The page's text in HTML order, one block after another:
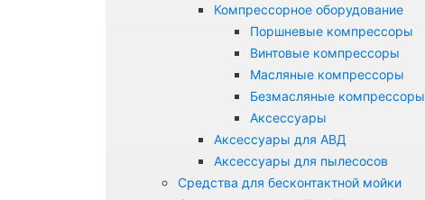
Компрессорное оборудование
Поршневые компрессоры
Винтовые компрессоры
Масляные компрессоры
Безмасляные компрессоры
Аксессуары
Аксессуары для АВД
Аксессуары для пылесосов
Средства для бесконтактной мойки